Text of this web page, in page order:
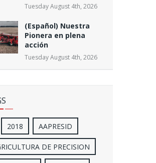
Tuesday August 4th, 2026
(Español) Nuestra
Pionera en plena
acción
Tuesday August 4th, 2026
2018 AAPRESID
DE PRECISION